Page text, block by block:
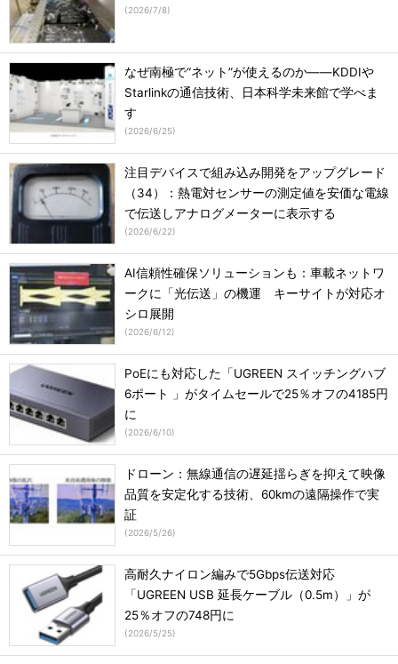
(2026/7/8)
なぜ南極で“ネット”が使えるのか――KDDIや
Starlinkの通信技術、日本科学未来館で学べま
す
(2026/6/25)
注目デバイスで組み込み開発をアップグレード
（34）：熱電対センサーの測定値を安価な電線
で伝送しアナログメーターに表示する
(2026/6/22)
AI信頼性確保ソリューションも：車載ネットワ
ークに「光伝送」の機運 キーサイトが対応オ
シロ展開
(2026/6/12)
PoEにも対応した「UGREEN スイッチングハブ
6ポート 」がタイムセールで25％オフの4185円
に
(2026/6/10)
ドローン：無線通信の遅延揺らぎを抑えて映像
品質を安定化する技術、60kmの遠隔操作で実
証
(2026/5/26)
高耐久ナイロン編みで5Gbps伝送対応
「UGREEN USB 延長ケーブル（0.5m）」が
25％オフの748円に
(2026/5/25)